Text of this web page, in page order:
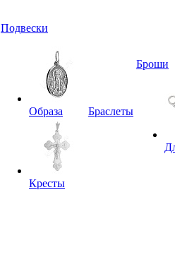
Подвески
Образа
Кресты
Браслеты
Броши